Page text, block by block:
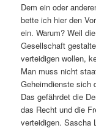
Dem ein oder
bette ich hier den
ein. Warum? Weil
Gesellschaft
verteidigen wollen,
Man muss nicht
Geheimdienste sich
Das gefährdet die
das Recht und die
verteidigen. Sascha